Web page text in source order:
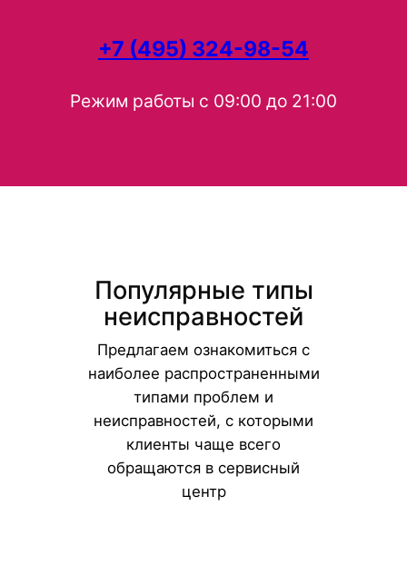
+7 (495) 324-98-54
Режим работы с 09:00 до 21:00
Популярные типы
неисправностей
Предлагаем ознакомиться с
наиболее распространенными
типами проблем и
неисправностей, с которыми
клиенты чаще всего
обращаются в сервисный
центр